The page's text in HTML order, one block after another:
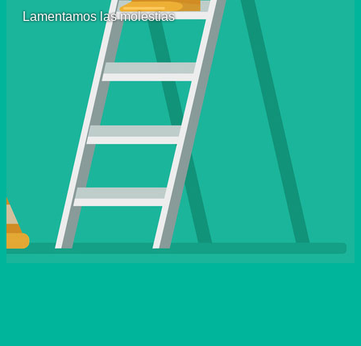
Lamentamos las molestias